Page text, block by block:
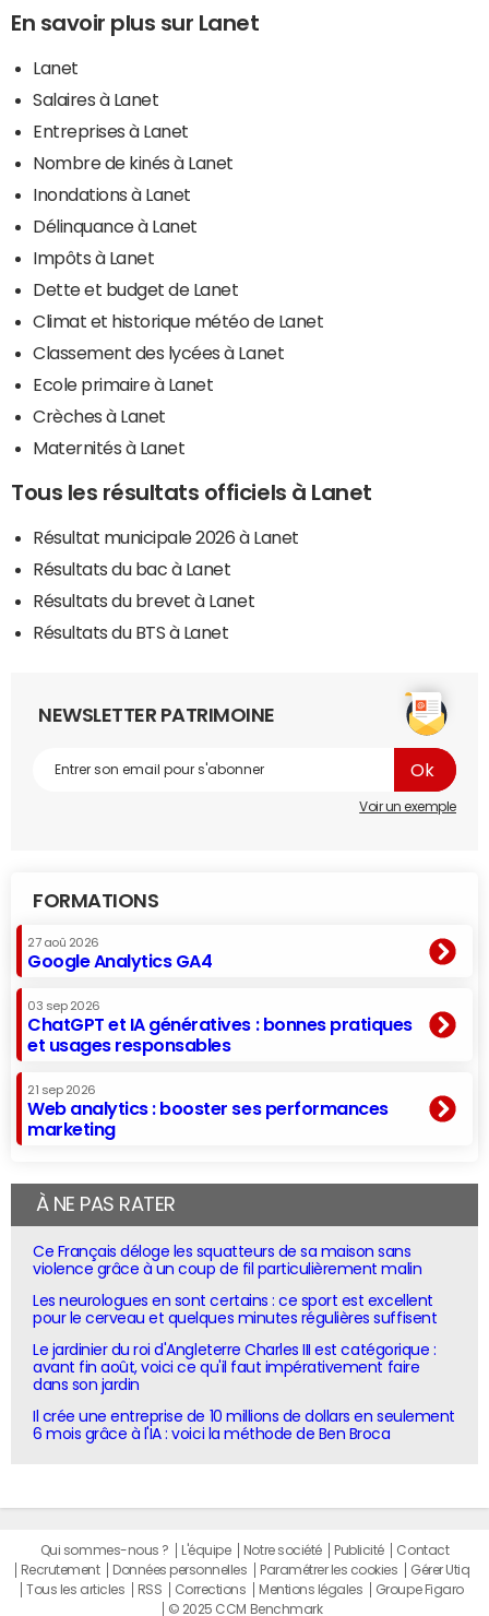
En savoir plus sur Lanet
Lanet
Salaires à Lanet
Entreprises à Lanet
Nombre de kinés à Lanet
Inondations à Lanet
Délinquance à Lanet
Impôts à Lanet
Dette et budget de Lanet
Climat et historique météo de Lanet
Classement des lycées à Lanet
Ecole primaire à Lanet
Crèches à Lanet
Maternités à Lanet
Tous les résultats officiels à Lanet
Résultat municipale 2026 à Lanet
Résultats du bac à Lanet
Résultats du brevet à Lanet
Résultats du BTS à Lanet
NEWSLETTER PATRIMOINE
Voir un exemple
FORMATIONS
27 aoû 2026
Google Analytics GA4
03 sep 2026
ChatGPT et IA génératives : bonnes pratiques
et usages responsables
21 sep 2026
Web analytics : booster ses performances
marketing
À NE PAS RATER
Ce Français déloge les squatteurs de sa maison sans
violence grâce à un coup de fil particulièrement malin
Les neurologues en sont certains : ce sport est excellent
pour le cerveau et quelques minutes régulières suffisent
Le jardinier du roi d'Angleterre Charles III est catégorique :
avant fin août, voici ce qu'il faut impérativement faire
dans son jardin
Il crée une entreprise de 10 millions de dollars en seulement
6 mois grâce à l'IA : voici la méthode de Ben Broca
Qui sommes-nous ? L'équipe Notre société Publicité
Contact
Recrutement
Données personnelles Paramétrer les cookies
Gérer Utiq
Tous les articles
RSS Corrections Mentions légales
Groupe Figaro
© 2025 CCM Benchmark